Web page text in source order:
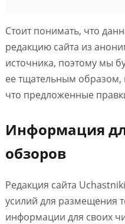
Стоит понимать, что
редакцию сайта из
источника, поэтому мы
ее тщательным образом,
что предложенные
Информация
обзоров
Редакция сайта
усилий для размещения
информации для своих